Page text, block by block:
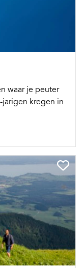
waar je peuter
kregen in